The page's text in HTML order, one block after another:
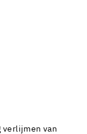
verlijmen van